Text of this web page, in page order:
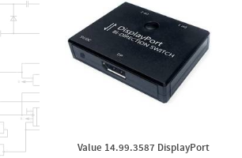
Value 14.99.3587 DisplayPort